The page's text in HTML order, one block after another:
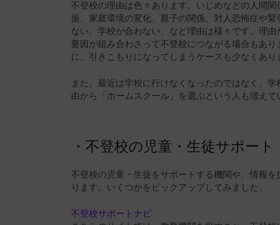
不登校の理由は色々あります。いじめなどの人間
振、家庭環境の変化、親子の関係、対人恐怖症や
ない、学校が合わない、など理由は様々です。理
要因が組み合わさって不登校につながる場合もあ
に、引きこもりになってしまうケースも少なくあり
また、最近は学校に行けなくなったのではなく、
由から「ホームスクール」を選ぶという人も増えて
・不登校の児童・生徒サポート
不登校の児童・生徒をサポートする機関や、情報
ります。いくつかをピックアップしてみました。
不登校サポートナビ